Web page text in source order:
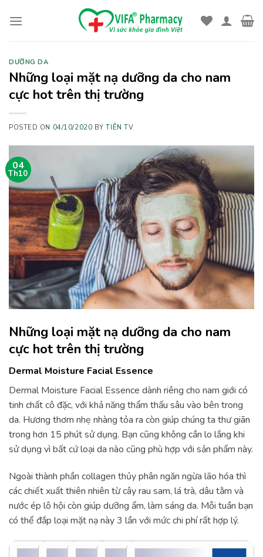
DƯỠNG DA
Những loại mặt nạ dưỡng da cho nam
cực hot trên thị trường
POSTED ON 04/10/2020 BYTIÊN TV
04
Th10
Những loại mặt nạ dưỡng da cho nam
cực hot trên thị trường
Dermal Moisture Facial Essence
Dermal Moisture Facial Essence dành riêng cho nam giới có
tinh chất cô đặc, với khả năng thẩm thấu sâu vào bên trong
da. Hương thơm nhẹ nhàng tỏa ra còn giúp chúng ta thư giãn
trong hơn 15 phút sử dụng. Bạn cũng không cần lo lắng khi
sử dụng vì bất cứ loại da nào cũng phù hợp với sản phẩm này.
Ngoài thành phần collagen thủy phân ngăn ngừa lão hóa thì
các chiết xuất thiên nhiên từ cây rau sam, lá trà, dâu tằm và
nước ép lô hội còn giúp dưỡng ẩm, làm sáng da. Mỗi tuần bạn
có thể đắp loại mặt nạ này 3 lần với mức chi phí rất hợp lý.